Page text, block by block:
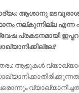
ആശാനു
നല്കുന്നില്ല എന്ന
പ്രകടനമായി
ആളുകൾ
വ്യാഖ്യാനിച്ചത്